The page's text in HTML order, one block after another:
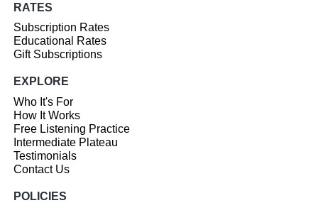
RATES
Subscription Rates
Educational Rates
Gift Subscriptions
EXPLORE
Who It's For
How It Works
Free Listening Practice
Intermediate Plateau
Testimonials
Contact Us
POLICIES